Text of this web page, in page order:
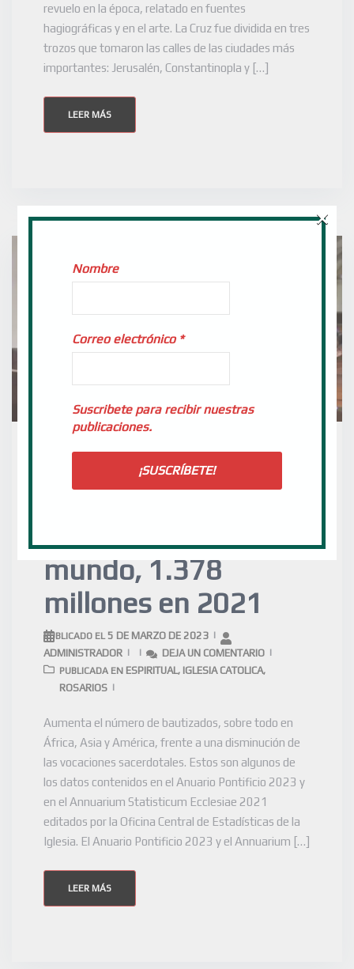
revuelo en la época, relatado en fuentes
hagiográficas y en el arte. La Cruz fue dividida en tres
trozos que tomaron las calles de las ciudades más
importantes: Jerusalén, Constantinopla y […]
LEER MÁS
Continúa el
católicos en el
mundo, 1.378
millones en 2021
PUBLICADO EL 5 DE MARZO DE 2023
ADMINISTRADOR
DEJA UN COMENTARIO
PUBLICADA EN ESPIRITUAL, IGLESIA CATOLICA,
ROSARIOS
Aumenta el número de bautizados, sobre todo en
África, Asia y América, frente a una disminución de
las vocaciones sacerdotales. Estos son algunos de
los datos contenidos en el Anuario Pontificio 2023 y
en el Annuarium Statisticum Ecclesiae 2021
editados por la Oficina Central de Estadísticas de la
Iglesia. El Anuario Pontificio 2023 y el Annuarium […]
LEER MÁS
Nombre
Correo electrónico *
Suscribete para recibir nuestras
publicaciones.
×